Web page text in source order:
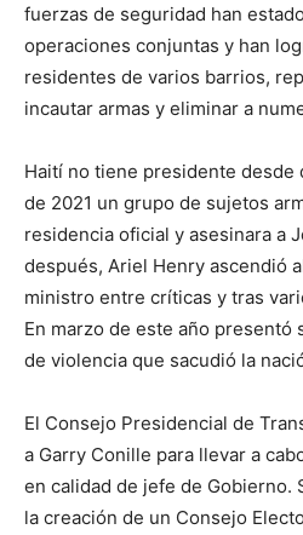
fuerzas de seguridad han
operaciones conjuntas y han
residentes de varios barrios,
incautar armas y eliminar a
Haití no tiene presidente desde
de 2021 un grupo de sujetos
residencia oficial y asesinara a
después, Ariel Henry ascendió
ministro entre críticas y tras
En marzo de este año presentó
de violencia que sacudió la
El Consejo Presidencial de
a Garry Conille para llevar a
en calidad de jefe de Gobierno.
la creación de un Consejo